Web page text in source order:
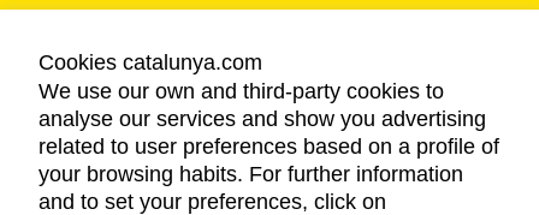
LEGAL NOTICE
PRIVACY POLICY
COOKIES POLICY
Cookies catalunya.com
We use our own and third-party cookies to
analyse our services and show you advertising
related to user preferences based on a profile of
your browsing habits. For further information
and to set your preferences, click on